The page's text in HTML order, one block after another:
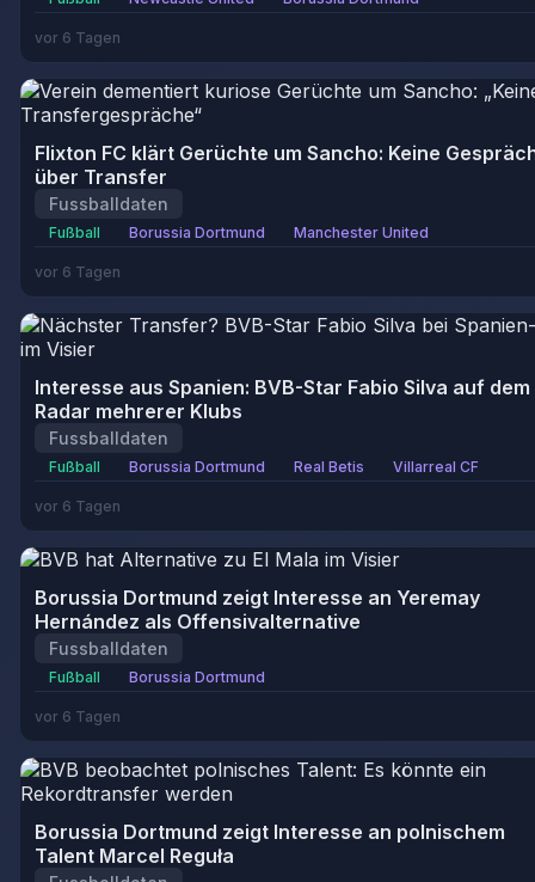
vor 6 Tagen
Flixton FC klärt Gerüchte um Sancho: Keine
über Transfer
Fussballdaten
Fußball Borussia Dortmund Manchester United
vor 6 Tagen
Interesse aus Spanien: BVB-Star Fabio Silva auf dem
Radar mehrerer Klubs
Fussballdaten
Fußball Borussia Dortmund Real Betis Villarreal CF
vor 6 Tagen
Borussia Dortmund zeigt Interesse an Yeremay
Hernández als Offensivalternative
Fussballdaten
Fußball Borussia Dortmund
vor 6 Tagen
Borussia Dortmund zeigt Interesse an polnischem
Talent Marcel Reguła